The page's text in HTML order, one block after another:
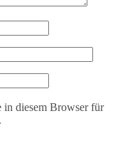
in diesem Browser für